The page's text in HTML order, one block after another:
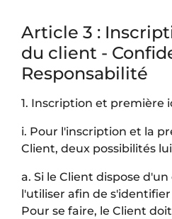
Article 3 :
du client -
Responsabilité
1. Inscription et première
i. Pour l'inscription et la
Client, deux possibilités
a. Si le Client dispose
l'utiliser afin de
Pour se faire, le Client